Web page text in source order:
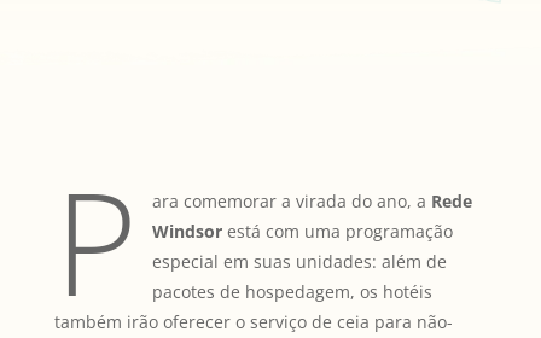
P ara comemorar a virada do ano, a Rede
Windsorestá com uma programação
especial em suas unidades: além de
pacotes de hospedagem, os hotéis
também irão oferecer o serviço de ceia para não-